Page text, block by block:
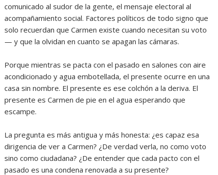
comunicado al sudor de la gente, el mensaje electoral al
acompañamiento social. Factores políticos de todo signo que
solo recuerdan que Carmen existe cuando necesitan su voto
— y que la olvidan en cuanto se apagan las cámaras.
‎Porque mientras se pacta con el pasado en salones con aire
acondicionado y agua embotellada, el presente ocurre en una
casa sin nombre. El presente es ese colchón a la deriva. El
presente es Carmen de pie en el agua esperando que
escampe.
‎La pregunta es más antigua y más honesta: ¿es capaz esa
dirigencia de ver a Carmen? ¿De verdad verla, no como voto
sino como ciudadana? ¿De entender que cada pacto con el
pasado es una condena renovada a su presente?